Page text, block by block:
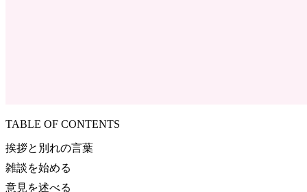
TABLE OF CONTENTS
挨拶と別れの言葉
雑談を始める
意見を述べる